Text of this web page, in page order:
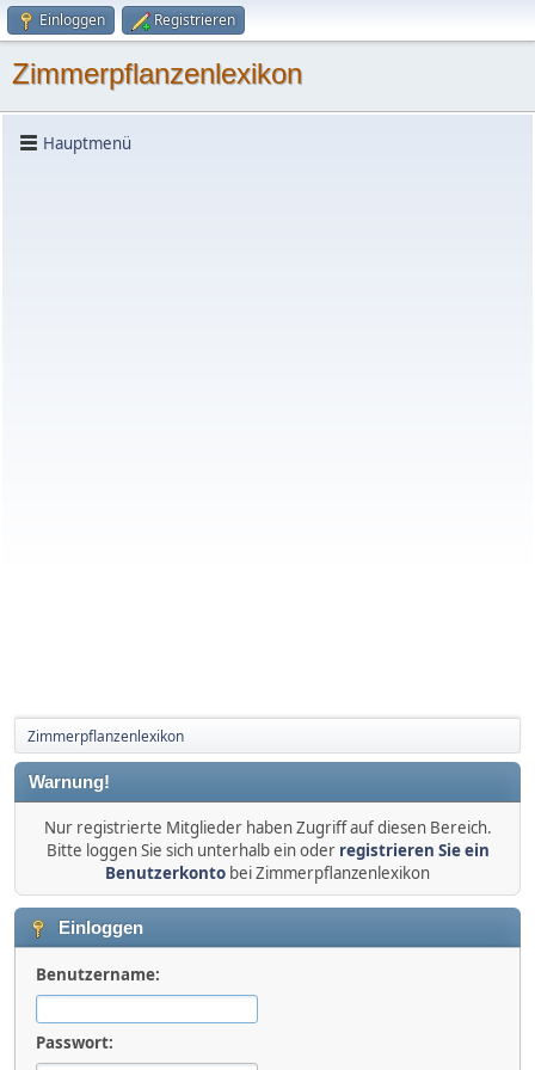
Einloggen Registrieren
Zimmerpflanzenlexikon
Hauptmenü
Zimmerpflanzenlexikon
Warnung!
Nur registrierte Mitglieder haben Zugriff auf diesen Bereich.
Bitte loggen Sie sich unterhalb ein oder registrieren Sie ein
Benutzerkonto bei Zimmerpflanzenlexikon
Einloggen
Benutzername:
Passwort: